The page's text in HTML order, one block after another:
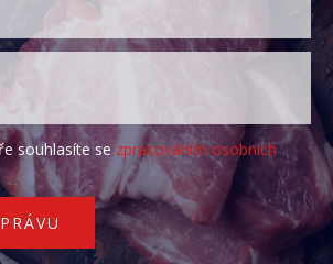
souhlasíte sezpracováním osobních